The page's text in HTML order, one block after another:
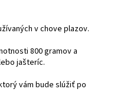
v chove plazov.
800 gramov a
jašteríc.
vám bude slúžiť po